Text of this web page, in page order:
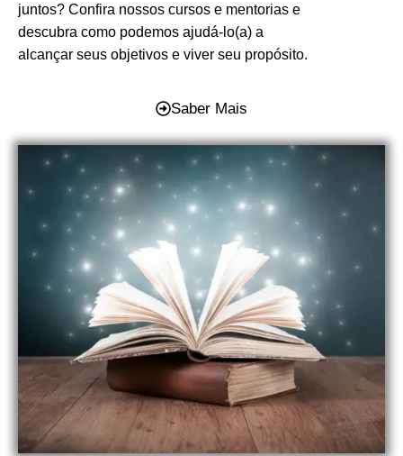
juntos? Confira nossos cursos e mentorias e
descubra como podemos ajudá-lo(a) a
alcançar seus objetivos e viver seu propósito.
Saber Mais